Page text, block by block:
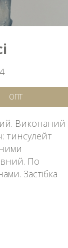
ОПТ
Виконаний
тинсулейт
По
Застібка